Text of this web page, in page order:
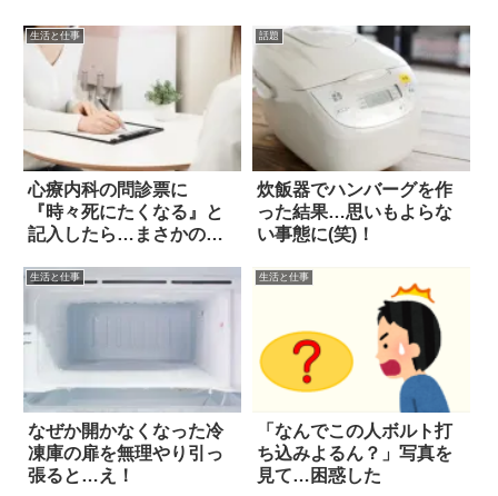
生活と仕事
心療内科の問診票に
『時々死にたくなる』と
記入したら…まさかの展
話題
炊飯器でハンバーグを作
った結果…思いもよらな
い事態に(笑)！
生活と仕事
なぜか開かなくなった冷
凍庫の扉を無理やり引っ
張ると…え！
生活と仕事
「なんでこの人ボルト打
ち込みよるん？」写真を
見て…困惑した